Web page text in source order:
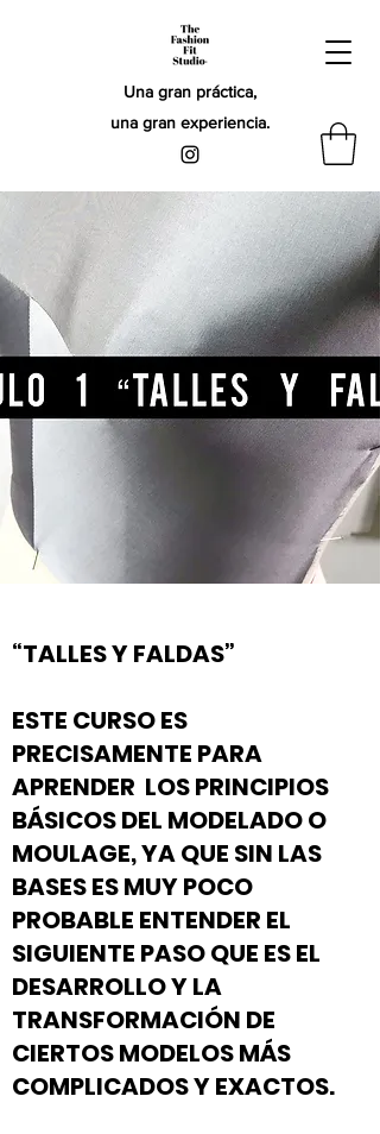
Una gran práctica,
una gran experiencia.
“TALLES Y FALDAS”
ESTE CURSO ES
PRECISAMENTE PARA
APRENDER LOS PRINCIPIOS
BÁSICOS DEL MODELADO O
MOULAGE, YA QUE SIN LAS
BASES ES MUY POCO
PROBABLE ENTENDER EL
SIGUIENTE PASO QUE ES EL
DESARROLLO Y LA
TRANSFORMACIÓN DE
CIERTOS MODELOS MÁS
COMPLICADOS Y EXACTOS.